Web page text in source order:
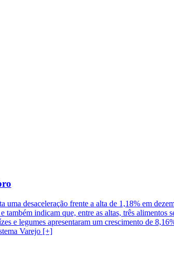
desaceleração frente a alta de 1,18% em
indicam que, entre as altas, três alimentos
e legumes apresentaram um crescimento de
Varejo [+]